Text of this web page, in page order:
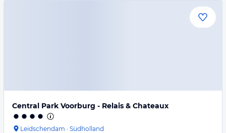
Central Park Voorburg - Relais & Chateaux
Leidschendam · Südholland